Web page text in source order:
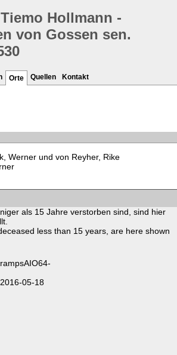
Hollmann -
von Gossen sen.
Orte Quellen Kontakt
Werner und von Reyher, Rike
als 15 Jahre verstorben sind, sind hier
less than 15 years, are here shown
05-18